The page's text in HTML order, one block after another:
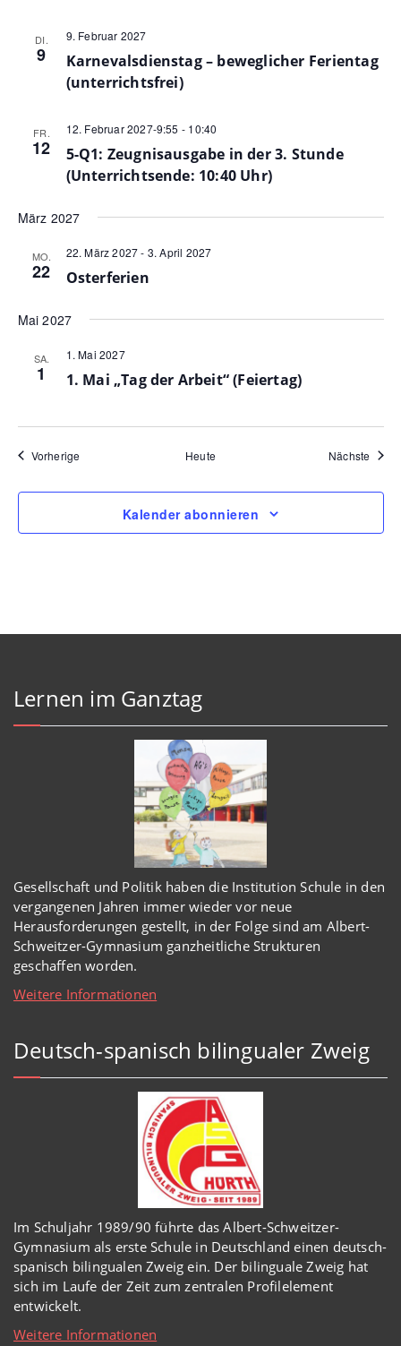
DI.
9
9. Februar 2027
Karnevalsdienstag – beweglicher Ferientag
(unterrichtsfrei)
FR.
12
12. Februar 2027-9:55 - 10:40
5-Q1: Zeugnisausgabe in der 3. Stunde
(Unterrichtsende: 10:40 Uhr)
März 2027
MO.
22
22. März 2027- 3. April 2027
Osterferien
Mai 2027
SA.
1
1. Mai 2027
1. Mai „Tag der Arbeit“ (Feiertag)
Vorherige Heute Nächste
Kalender abonnieren
Lernen im Ganztag
Gesellschaft und Politik haben die Institution Schule in den
vergangenen Jahren immer wiedervor neue
Herausforderungen gestellt, in der Folge sind am Albert-
Schweitzer-Gymnasium ganzheitliche Strukturen
geschaffen worden.
Weitere Informationen
Deutsch-spanisch bilingualer Zweig
Im Schuljahr 1989/90 führte das Albert-Schweitzer-
Gymnasium als erste Schule in Deutschland einen deutsch-
spanisch bilingualen Zweig ein. Der bilinguale Zweig hat
sich im Laufe der Zeit zum zentralen Profilelement
entwickelt.
Weitere Informationen